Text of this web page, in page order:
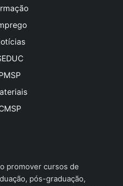
promover cursos de
pós-graduação,